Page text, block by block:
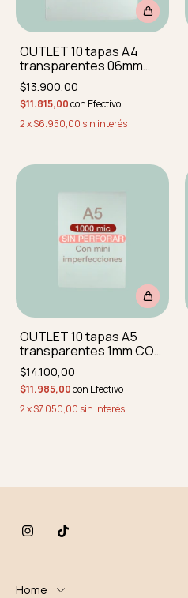
OUTLET 10 tapas A4
transparentes 06mm
CON MINI
IMPERFECCIONES
REDOND SIN PERF
$13.900,00
$11.815,00con Efectivo
2x$6.950,00 sin interés
OUTLET 10 tapas A5
transparentes 1mm CON
MINI IMPERFEC
PERFORADAS Y REDON
$14.100,00
$11.985,00con Efectivo
2x$7.050,00 sin interés
Home